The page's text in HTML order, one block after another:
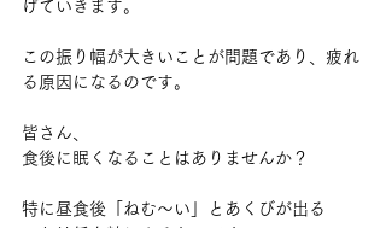
げていきます。
この振り幅が大きいことが問題であり、疲れ
る原因になるのです。
皆さん、
食後に眠くなることはありませんか？
特に昼食後「ねむ〜い」とあくびが出る